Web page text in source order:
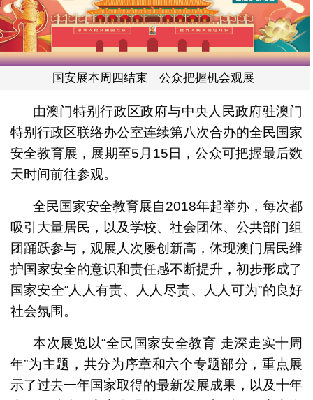
国安展本周四结束 公众把握机会观展
由澳门特别行政区政府与中央人民政府驻澳门
特别行政区联络办公室连续第八次合办的全民国家
安全教育展，展期至5月15日，公众可把握最后数
天时间前往参观。
全民国家安全教育展自2018年起举办，每次都
吸引大量居民，以及学校、社会团体、公共部门组
团踊跃参与，观展人次屡创新高，体现澳门居民维
护国家安全的意识和责任感不断提升，初步形成了
国家安全“人人有责、人人尽责、人人可为”的良好
社会氛围。
本次展览以“全民国家安全教育 走深走实十周
年”为主题，共分为序章和六个专题部分，重点展
示了过去一年国家取得的最新发展成果，以及十年